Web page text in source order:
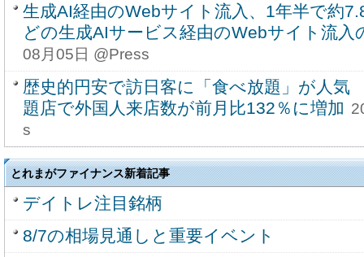
生成AI経由のWebサイト流入、1年半で約
どの生成AIサービス経由のWebサイト流入
08月05日 @Press
歴史的円安で訪日客に「食べ放題」が人
題店で外国人来店数が前月比132％に増加
s
とれまがファイナンス新着記事
デイトレ注目銘柄
8/7の相場見通しと重要イベント